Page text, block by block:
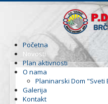
Početna
Novosti
Plan aktivnosti
O nama
Planinarski Dom "Sveti
Galerija
Kontakt